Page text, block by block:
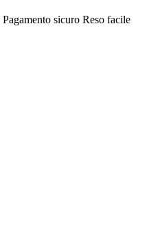
Pagamento sicuro Reso facile